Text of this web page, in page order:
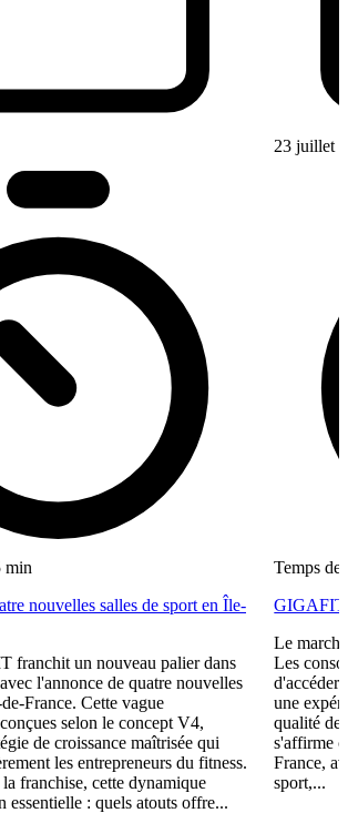
min
nouvelles salles de sport en Île-
franchit un nouveau palier dans
l'annonce de quatre nouvelles
France. Cette vague
selon le concept V4,
de croissance maîtrisée qui
les entrepreneurs du fitness.
franchise, cette dynamique
essentielle : quels atouts offre...
23 juillet
Temps de
GIGAFIT
Le
Les
d'accéder
une
qualité
s'affirme
France,
sport,...